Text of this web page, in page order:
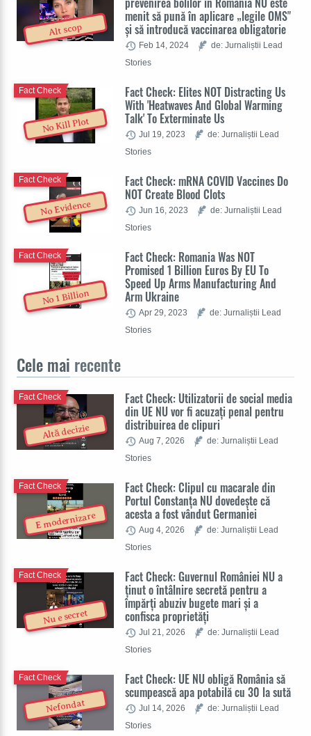
Alt scop
menit să pună în aplicare „legile OMS"
și să introducă vaccinarea obligatorie
Feb 14, 2024
de: Jurnaliștii Lead
Stories
No Kill Plot
Fact Check: Elites NOT Distracting Us
With 'Heatwaves And Global Warming
Talk' To Exterminate Us
Fact Check
Jul 19, 2023
de: Jurnaliștii Lead
Stories
No Evidence
Fact Check: mRNA COVID Vaccines Do
NOT Create Blood Clots
Fact Check
Jun 16, 2023
de: Jurnaliștii Lead
Stories
No 1 Billion
Fact Check: Romania Was NOT
Promised 1 Billion Euros By EU To
Speed Up Arms Manufacturing And
Arm Ukraine
Fact Check
Apr 29, 2023
de: Jurnaliștii Lead
Stories
Cele mai recente
Altă decizie
Fact Check: Utilizatorii de social media
din UE NU vor fi acuzați penal pentru
distribuirea de clipuri
Fact Check
Aug 7, 2026
de: Jurnaliștii Lead
Stories
E modernizare
Fact Check: Clipul cu macarale din
Portul Constanța NU dovedește că
acesta a fost vândut Germaniei
Fact Check
Aug 4, 2026
de: Jurnaliștii Lead
Stories
Nu e secret
Fact Check: Guvernul României NU a
ținut o întâlnire secretă pentru a
împărți abuziv bugete mari și a
confisca proprietăți
Fact Check
Jul 21, 2026
de: Jurnaliștii Lead
Stories
Nefondat
Fact Check: UE NU obligă România să
scumpească apa potabilă cu 30 la sută
Fact Check
Jul 14, 2026
de: Jurnaliștii Lead
Stories